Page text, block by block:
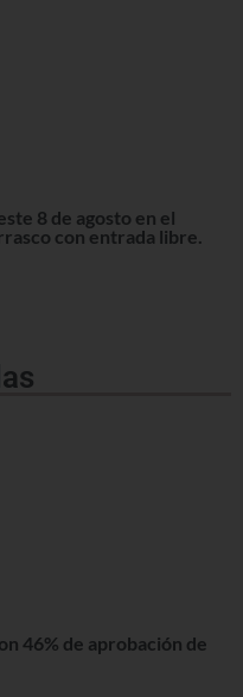
8 de agosto en el
con entrada libre.
46% de aprobación de